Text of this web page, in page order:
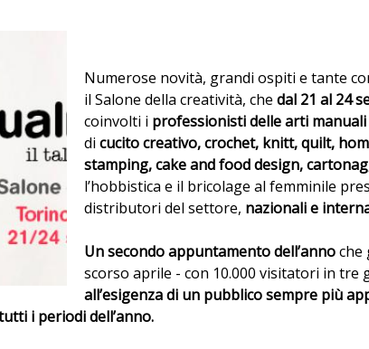
Numerose novità, grandi ospiti e tante
il Salone della creatività, che dal 21 al 24
coinvolti i professionisti delle arti manuali
di cucitocreativo, crochet, knitt, quilt,
stamping, cake and food design,
l’hobbistica e il bricolage al femminile
distributori del settore, nazionali e
Un secondo appuntamento dell’annoche
scorso aprile - con 10.000 visitatori in tre
all’esigenza di un pubblico sempre più
i periodi dell’anno.